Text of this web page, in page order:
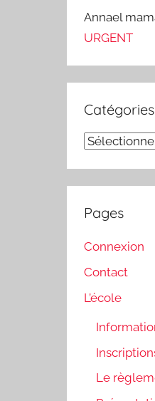
Annael
URGENT
Catégories
Catégories
Pages
Connexion
Contact
L’école
Le